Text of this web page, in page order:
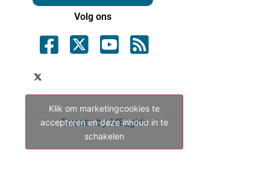
Volg ons
Tweets by ME_gids
Klik om marketingcookies te
accepteren en deze inhoud in te
schakelen